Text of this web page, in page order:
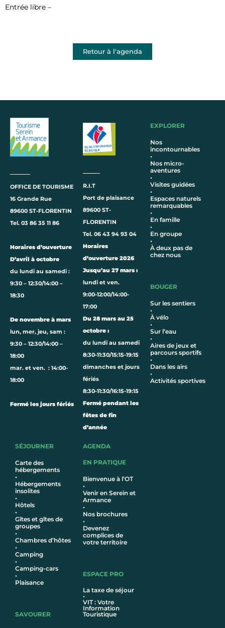
Entrée libre –
Retour à l'agenda
OFFICE DE TOURISME
16 Grande Rue
89600 ST-FLORENTIN
Tel. 03 86 35 11 86
Horaires d’ouverture
D’avril à octobre
du lundi au samedi :
9:30 – 12:30/14:00 –
18:30
De novembre à mars
lun, mer, jeu, sam :
9:30 – 12:30/14:00 –
18:00
mar. et ven. : 14:00-
18:00
Fermé les jours fériés
R.I.T
Port de plaisance
89600 ST-
FLORENTIN
Tel. 06 43 94 93 04
Horaires
d’ouverture 2026
Jusqu’au 27 mars :
lundi et ven.
9:00-12:00/14:00-
17:00
Du 28 mars au 25
octobre :
du lundi au samedi
8:30-11:30/15:15-19:15
dimanches et jours
fériés
8:30-11:30/16:15-19:15
Fermé pendant les
fêtes de fin
d’année
EXPLORER
Nos
incontournables
•
Nos micro-
aventures
•
Visites guidées
•
Espaces naturels
remarquables
•
En famille
•
En groupe
•
À deux pas de
chez nous
BOUGER
Sur les sentiers
•
À vélo
•
Sur l’eau
•
Aires de jeux et
parcours sportifs
•
Dans les airs
•
Activités sportives
SÉJOURNER
Carte des
hébergements
•
Hébergements
insolites
•
Hôtels
•
Gîtes et gîtes de
groupes
•
Chambres d’hôtes
•
Camping
•
Camping-cars
•
Plaisance
SAVOURER
AGENDA
EN PRATIQUE
Bienvenue à l’OT
•
Venir en Serein et
Armance
•
Nos brochures
•
Devenez
complices de
votre territoire
ESPACE PRO
La taxe de séjour
•
VIT : Votre
Information
Touristique